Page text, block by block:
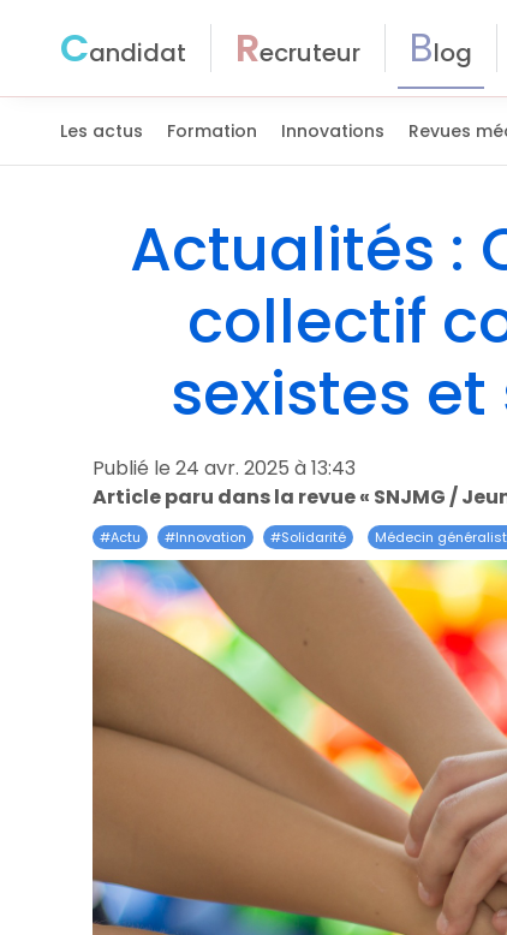
Candidat Recruteur Blog
Les actus Formation Innovations Revues
Actualités :
collectif
sexistes
Publié le 24 avr. 2025 à 13:43
Article paru dans la revue « SNJMG /
#Actu #Innovation #Solidarité Médecin